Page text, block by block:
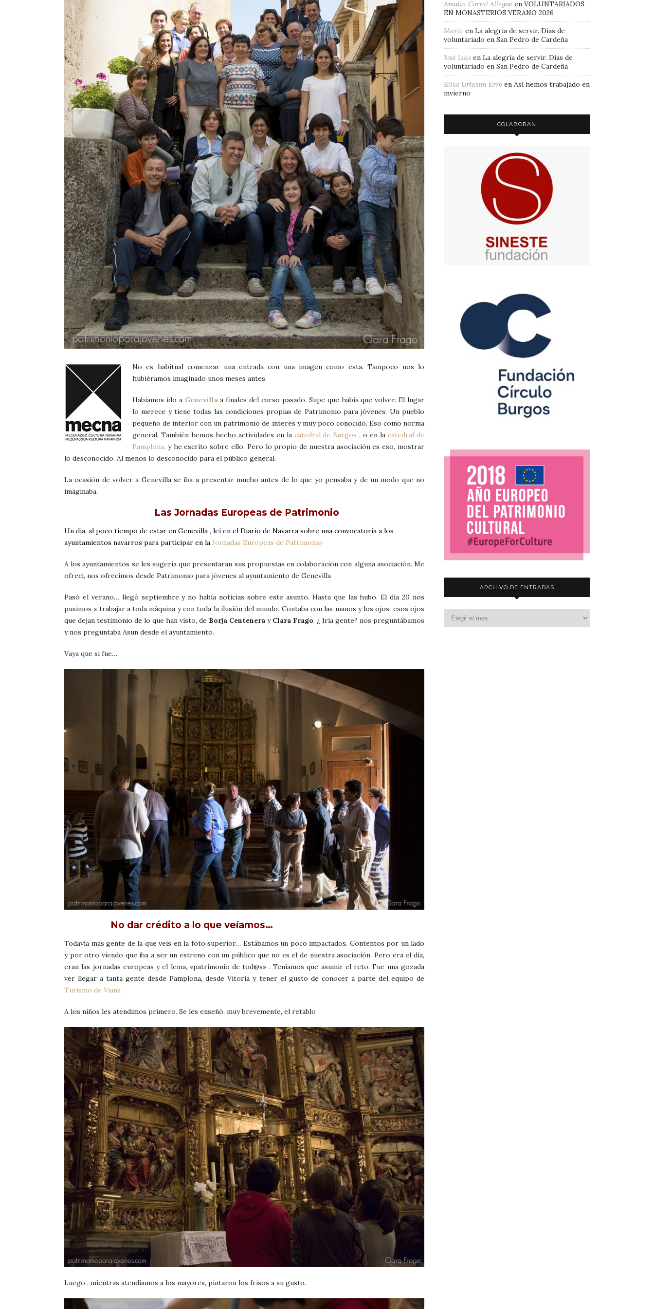
No es habitual comenzar una entrada con una imagen como esta. Tampoco nos lo
hubiéramos imaginado unos meses antes.
Habíamos ido a Genevillaa finales del curso pasado. Supe que había que volver. El lugar
lo merece y tiene todas las condiciones propias de Patrimonio para jóvenes: Un pueblo
pequeño de interior con un patrimonio de interés y muy poco conocido. Eso como norma
general. También hemos hecho actividades en la catedral de Burgos , o en lacatedral de
Pamplona, y he escrito sobre ello. Pero lo propio de nuestra asociación es eso, mostrar
lo desconocido. Al menos lo desconocido para el público general.
La ocasión de volver a Genevilla se iba a presentar mucho antes de lo que yo pensaba y de un modo que no
imaginaba.
Las Jornadas Europeas de Patrimonio
Un día, al poco tiempo de estar en Genevilla , leí en el Diario de Navarra sobre una convocatoria a los
ayuntamientos navarros para participar en la Jornadas Europeas de Patrimonio
A los ayuntamientos se les sugería que presentaran sus propuestas en colaboración con alguna asociación. Me
ofrecí, nos ofrecimos desde Patrimonio para jóvenes al ayuntamiento de Genevilla
Pasó el verano… llegó septiembre y no había noticias sobre este asunto. Hasta que las hubo. El día 20 nos
pusimos a trabajar a toda máquina y con toda la ilusión del mundo. Contaba con las manos y los ojos, esos ojos
que dejan testimonio de lo que han visto, de Borja Centenera y Clara Frago. ¿ Iría gente? nos preguntábamos
y nos preguntaba Asun desde el ayuntamiento.
Vaya que si fue…
No dar crédito a lo que veíamos…
Todavía mas gente de la que veis en la foto superior… Estábamos un poco impactados. Contentos por un lado
y por otro viendo que iba a ser un estreno con un público que no es el de nuestra asociación. Pero era el día,
eran las jornadas europeas y el lema, «patrimonio de tod@s» . Teníamos que asumir el reto. Fue una gozada
ver llegar a tanta gente desde Pamplona, desde Vitoria y tener el gusto de conocer a parte del equipo de
Turismo de Viana
A los niños les atendimos primero. Se les enseñó, muy brevemente, el retablo
Luego , mientras atendíamos a los mayores, pintaron los frisos a su gusto.
Amalia Corral Allegue en VOLUNTARIADOS
EN MONASTERIOS VERANO 2026
Maria en La alegría de servir. Días de
voluntariado en San Pedro de Cardeña
José Luis en La alegría de servir. Días de
voluntariado en San Pedro de Cardeña
Elisa Urtasun Erro en Así hemos trabajado en
invierno
COLABORAN
ARCHIVO DE ENTRADAS